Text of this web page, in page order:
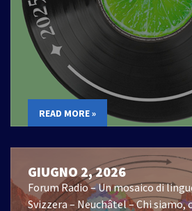
READ MORE »
GIUGNO 2, 2026
Forum Radio – Un mosaico di
Svizzera – Neuchâtel – Chi siamo,